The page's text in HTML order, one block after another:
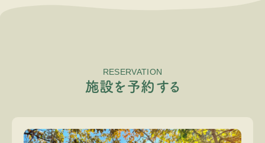
RESERVATION
施設を 予約 する